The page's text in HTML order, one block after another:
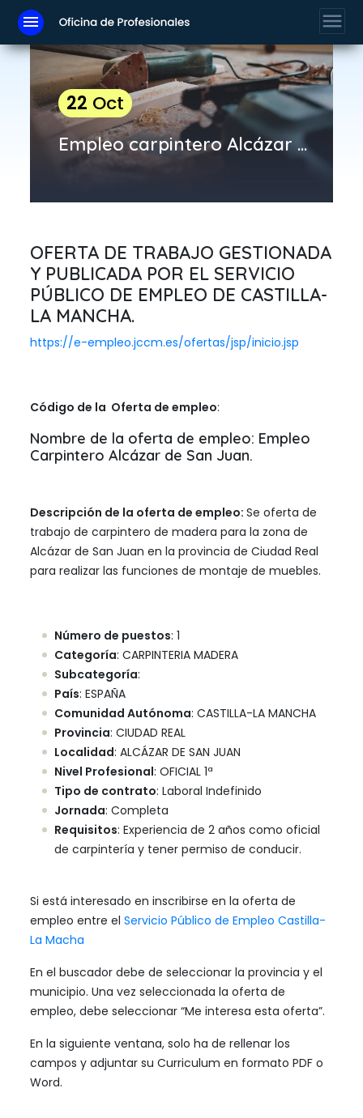
menu menu
22 Oct
Empleo carpintero Alcázar de San Juan
OFERTA DE TRABAJO GESTIONADA
Y PUBLICADA POR EL SERVICIO
PÚBLICO DE EMPLEO DE CASTILLA-
LA MANCHA.
https://e-empleo.jccm.es/ofertas/jsp/inicio.jsp
Código de la Oferta de empleo:
Nombre de la oferta de empleo: Empleo
Carpintero Alcázar de San Juan.
Descripción de la oferta de empleo:Se oferta de
trabajo de carpintero de madera para la zona de
Alcázar de San Juan en la provincia de Ciudad Real
para realizar las funciones de montaje de muebles.
Número de puestos: 1
Categoría: CARPINTERIA MADERA
Subcategoría:
País: ESPAÑA
Comunidad Autónoma: CASTILLA-LA MANCHA
Provincia: CIUDAD REAL
Localidad: ALCÁZAR DE SAN JUAN
Nivel Profesional: OFICIAL 1ª
Tipo de contrato: Laboral Indefinido
Jornada: Completa
Requisitos: Experiencia de 2 años como oficial
de carpintería y tener permiso de conducir.
Si está interesado en inscribirse en la oferta de
empleo entre elServicio Público de Empleo Castilla-
La Macha
En el buscador debe de seleccionar la provincia y el
municipio. Una vez seleccionada la oferta de
empleo, debe seleccionar “Me interesa esta oferta”.
En la siguiente ventana, solo ha de rellenar los
campos y adjuntar su Curriculum en formato PDF o
Word.